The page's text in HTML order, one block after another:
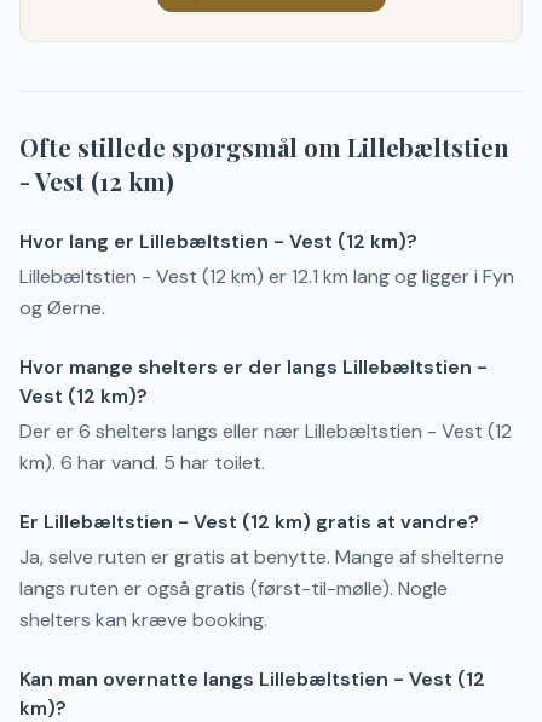
Ofte stillede spørgsmål om Lillebæltstien
- Vest (12 km)
Hvor lang er Lillebæltstien - Vest (12 km)?
Lillebæltstien - Vest (12 km) er 12.1 km lang og ligger i Fyn
og Øerne.
Hvor mange shelters er der langs Lillebæltstien -
Vest (12 km)?
Der er 6 shelters langs eller nær Lillebæltstien - Vest (12
km). 6 har vand. 5 har toilet.
Er Lillebæltstien - Vest (12 km) gratis at vandre?
Ja, selve ruten er gratis at benytte. Mange af shelterne
langs ruten er også gratis (først-til-mølle). Nogle
shelters kan kræve booking.
Kan man overnatte langs Lillebæltstien - Vest (12
km)?